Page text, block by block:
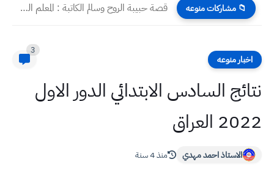
📁 مشاركات منوعه قصة حبيبة الروح وسالم الكاتبة : المعلم الجامعي سوسن لطيف...
اخبار منوعه
3
نتائج السادس الابتدائي الدور الاول
2022 العراق
الاستاذ احمد مهدي منذ 4 سنة